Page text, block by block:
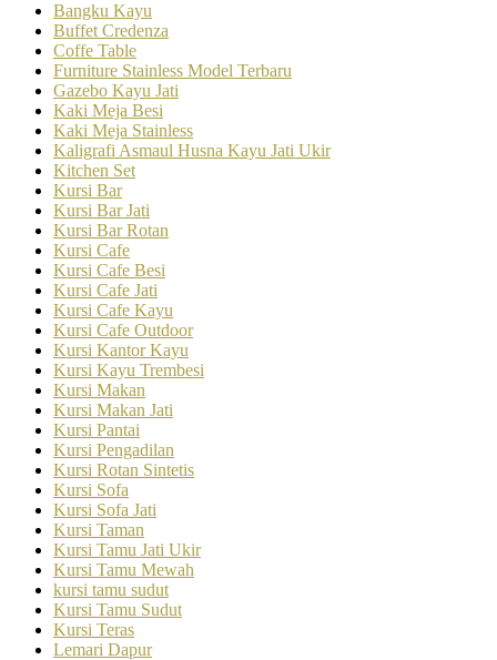
Bangku Kayu
Buffet Credenza
Coffe Table
Furniture Stainless Model Terbaru
Gazebo Kayu Jati
Kaki Meja Besi
Kaki Meja Stainless
Kaligrafi Asmaul Husna Kayu Jati Ukir
Kitchen Set
Kursi Bar
Kursi Bar Jati
Kursi Bar Rotan
Kursi Cafe
Kursi Cafe Besi
Kursi Cafe Jati
Kursi Cafe Kayu
Kursi Cafe Outdoor
Kursi Kantor Kayu
Kursi Kayu Trembesi
Kursi Makan
Kursi Makan Jati
Kursi Pantai
Kursi Pengadilan
Kursi Rotan Sintetis
Kursi Sofa
Kursi Sofa Jati
Kursi Taman
Kursi Tamu Jati Ukir
Kursi Tamu Mewah
kursi tamu sudut
Kursi Tamu Sudut
Kursi Teras
Lemari Dapur